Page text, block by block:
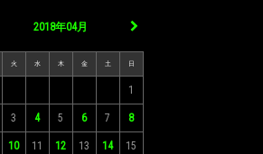
2018年04月
火 水 木 金 土 日
1
3 4 5 6 7 8
10 11 12 13 14 15